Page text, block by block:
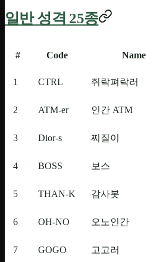
일반 성격 25종
# Code Name
1 CTRL 쥐락펴락러
2 ATM-er 인간 ATM
3 Dior-s 찌질이
4 BOSS 보스
5 THAN-K 감사봇
6 OH-NO 오노인간
7 GOGO 고고러